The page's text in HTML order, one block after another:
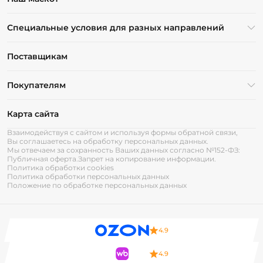
Специальные условия для разных направлений
Поставщикам
Покупателям
Карта сайта
Взаимодействуя с сайтом и используя формы обратной связи,
Вы соглашаетесь на обработку персональных данных.
Мы отвечаем за сохранность Ваших данных согласно №152-ФЗ:
Публичная оферта.Запрет на копирование информации.
Политика обработки cookies
Политика обработки персональных данных
Положение по обработке персональных данных
4.9
4.9